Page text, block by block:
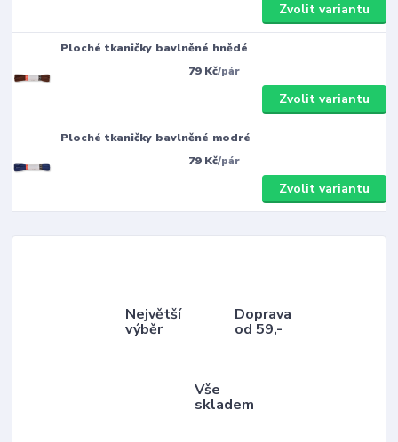
Zvolit variantu
Ploché tkaničky bavlněné hnědé
79 Kč/pár
Zvolit variantu
Ploché tkaničky bavlněné modré
79 Kč/pár
Zvolit variantu
Největší
výběr
Doprava
od 59,-
Vše
skladem